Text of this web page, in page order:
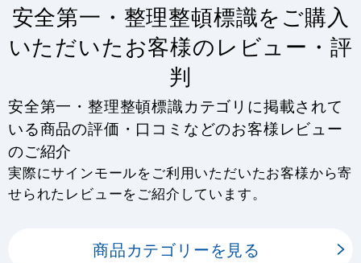
安全第一・整理整頓標識をご購入
いただいたお客様のレビュー・評
判
安全第一・整理整頓標識カテゴリに掲載されて
いる商品の評価・口コミなどのお客様レビュー
のご紹介
実際にサインモールをご利用いただいたお客様から寄
せられたレビューをご紹介しています。
商品カテゴリーを見る